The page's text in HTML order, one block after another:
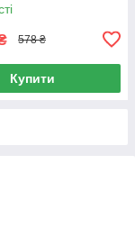
578 ₴
Купити